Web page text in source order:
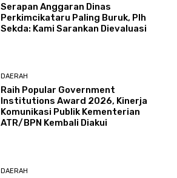
Serapan Anggaran Dinas
Perkimcikataru Paling Buruk, Plh
Sekda: Kami Sarankan Dievaluasi
DAERAH
Raih Popular Government
Institutions Award 2026, Kinerja
Komunikasi Publik Kementerian
ATR/BPN Kembali Diakui
DAERAH